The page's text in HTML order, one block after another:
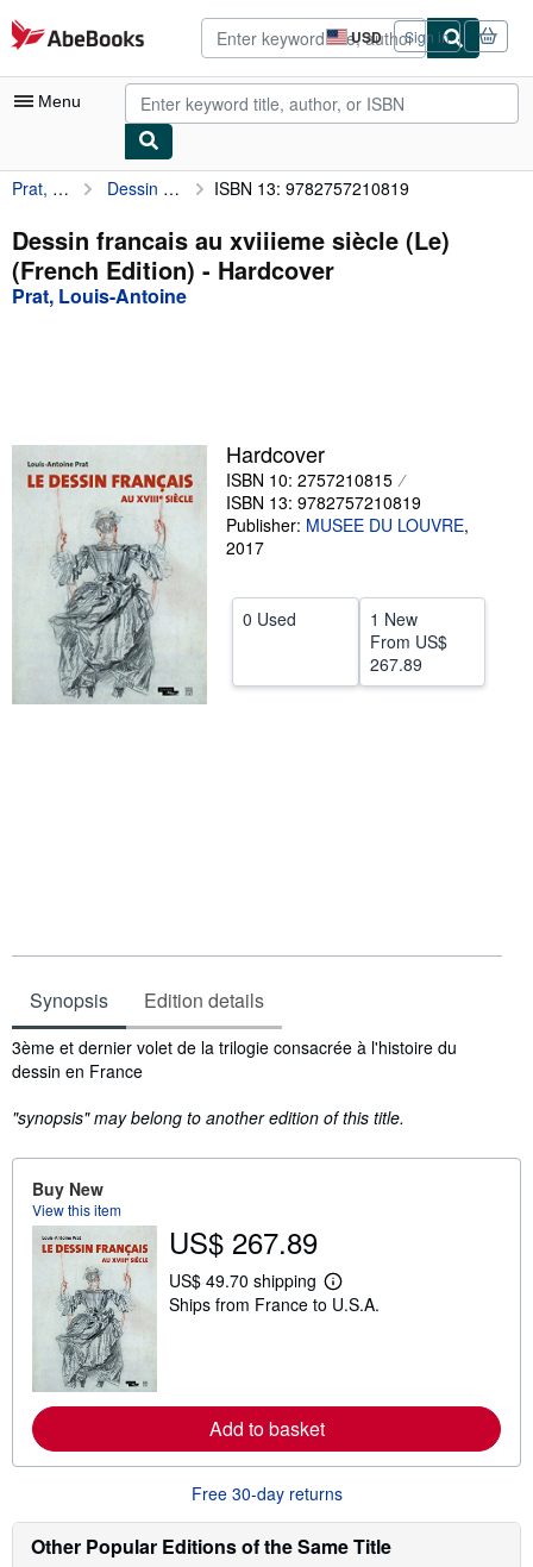
Skip to main content
AbeBooks.com USD
Site
shopping
preferences
Sign in
Menu
My Account
My Purchases
Advanced Search
Textbooks
Sellers
Start Selling
Help
CLOSE
Prat, Louis-Antoine Dessin francais au xviiieme siècle (Le) (French Edition) ISBN 13: 9782757210819
Dessin francais au xviiieme siècle (Le)
(French Edition) - Hardcover
Prat, Louis-Antoine
Hardcover
ISBN 10: 2757210815
ISBN 13: 9782757210819
Publisher: MUSEE DU LOUVRE,
2017
0 Used
1 New
From US$
267.89
Synopsis Edition details
Synopsis
3ème et dernier volet de la trilogie consacrée à l'histoire du
dessin en France
"synopsis" may belong to another edition of this title.
Buy New
View this item
US$ 267.89
US$ 49.70 shipping
L
e
a
b
u
t
h
Ships from France to U.S.A.
Add to basket
Free 30-day returns
Other Popular Editions of the Same Title